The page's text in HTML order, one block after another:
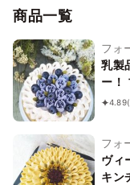
商品一覧
フォ
乳製
ー！
4.89
フォ
ヴィ
キン